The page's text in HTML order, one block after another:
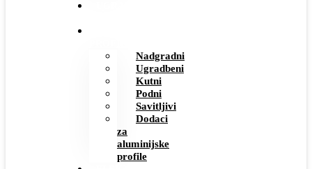
Nadgradni
Ugradbeni
Kutni
Podni
Savitljivi
Dodaci
za
aluminijske
profile